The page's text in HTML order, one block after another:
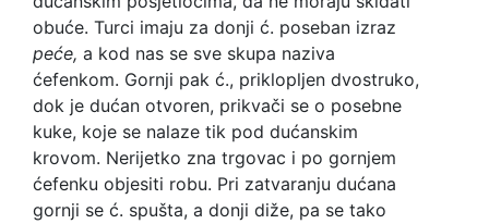
obuće. Turci imaju za donji ć. poseban izraz
peće, a kod nas se sve skupa naziva
ćefenkom. Gornji pak ć., priklopljen dvostruko,
dok je dućan otvoren, prikvači se o posebne
kuke, koje se nalaze tik pod dućanskim
krovom. Nerijetko zna trgovac i po gornjem
ćefenku objesiti robu. Pri zatvaranju dućana
gornji se ć. spušta, a donji diže, pa se tako